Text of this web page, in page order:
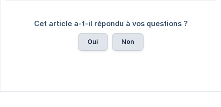
Cet article a-t-il répondu à vos questions ?
Oui Non